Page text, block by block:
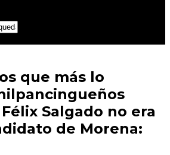
que más lo
Salgado no era
de Morena: